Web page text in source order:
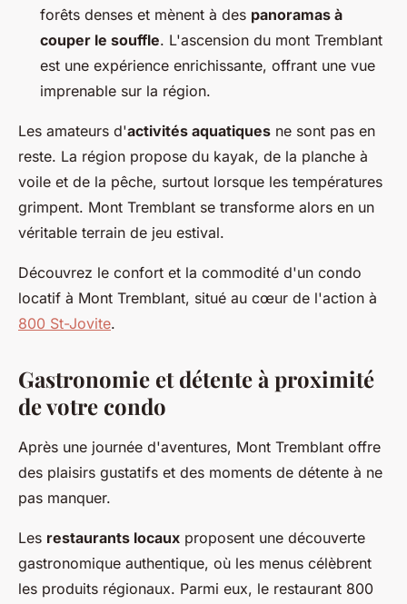
forêts denses et mènent à des panoramas à
couper le souffle. L'ascension du mont Tremblant
est une expérience enrichissante, offrant une vue
imprenable sur la région.
Les amateurs d'activités aquatiques ne sont pas en
reste. La région propose du kayak, de la planche à
voile et de la pêche, surtout lorsque les températures
grimpent. Mont Tremblant se transforme alors en un
véritable terrain de jeu estival.
Découvrez le confort et la commodité d'un condo
locatif à Mont Tremblant, situé au cœur de l'action à
800 St-Jovite.
Gastronomie et détente à proximité
de votre condo
Après une journée d'aventures, Mont Tremblant offre
des plaisirs gustatifs et des moments de détente à ne
pas manquer.
Les restaurants locaux proposent une découverte
gastronomique authentique, où les menus célèbrent
les produits régionaux. Parmi eux, le restaurant 800